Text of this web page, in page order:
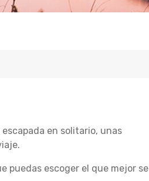
en solitario, unas
puedas escoger el que mejor se